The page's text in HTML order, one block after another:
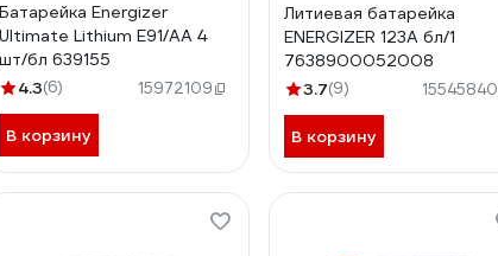
Батарейка Energizer
Ultimate Lithium E91/AA 4
шт/бл 639155
4.3(6) 15972109
В корзину
Литиевая батарейка
ENERGIZER 123A бл/1
7638900052008
3.7(9) 15545840
В корзину